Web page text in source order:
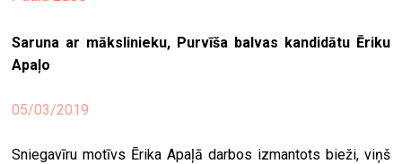
Saruna ar mākslinieku, Purvīša balvas kandidātu Ēriku
Apaļo
05/03/2019
Sniegavīru motīvs Ērika Apaļā darbos izmantots bieži, viņš